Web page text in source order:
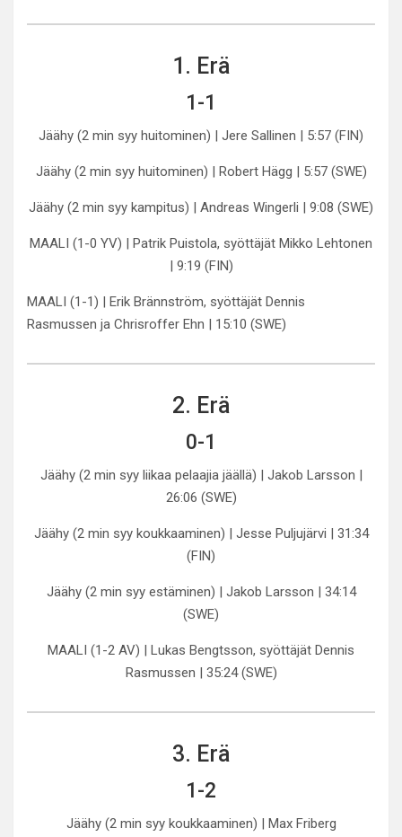
1. Erä
1-1
Jäähy (2 min syy huitominen) | Jere Sallinen | 5:57 (FIN)
Jäähy (2 min syy huitominen) | Robert Hägg | 5:57 (SWE)
Jäähy (2 min syy kampitus) | Andreas Wingerli | 9:08 (SWE)
MAALI (1-0 YV) | Patrik Puistola, syöttäjät Mikko Lehtonen
| 9:19 (FIN)
MAALI (1-1) | Erik Brännström, syöttäjät Dennis
Rasmussen ja Chrisroffer Ehn | 15:10 (SWE)
2. Erä
0-1
Jäähy (2 min syy liikaa pelaajia jäällä) | Jakob Larsson |
26:06 (SWE)
Jäähy (2 min syy koukkaaminen) | Jesse Puljujärvi | 31:34
(FIN)
Jäähy (2 min syy estäminen) | Jakob Larsson | 34:14
(SWE)
MAALI (1-2 AV) | Lukas Bengtsson, syöttäjät Dennis
Rasmussen | 35:24 (SWE)
3. Erä
1-2
Jäähy (2 min syy koukkaaminen) | Max Friberg